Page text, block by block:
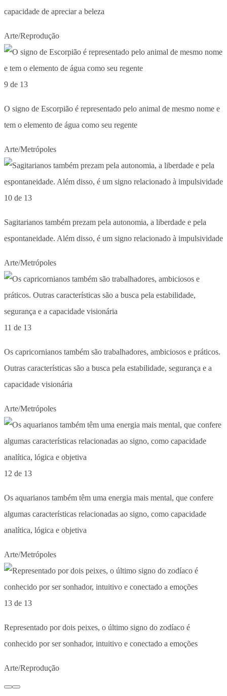
capacidade de apreciar a beleza
Arte/Reprodução
9 de 13
O signo de Escorpião é representado pelo animal de mesmo nome e
tem o elemento de água como seu regente
Arte/Metrópoles
10 de 13
Sagitarianos também prezam pela autonomia, a liberdade e pela
espontaneidade. Além disso, é um signo relacionado à impulsividade
Arte/Metrópoles
11 de 13
Os capricornianos também são trabalhadores, ambiciosos e práticos.
Outras características são a busca pela estabilidade, segurança e a
capacidade visionária
Arte/Metrópoles
12 de 13
Os aquarianos também têm uma energia mais mental, que confere
algumas características relacionadas ao signo, como capacidade
analítica, lógica e objetiva
Arte/Metrópoles
13 de 13
Representado por dois peixes, o último signo do zodíaco é
conhecido por ser sonhador, intuitivo e conectado a emoções
Arte/Reprodução